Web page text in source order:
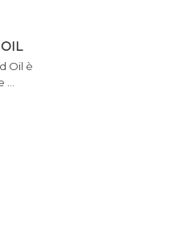
Oil è